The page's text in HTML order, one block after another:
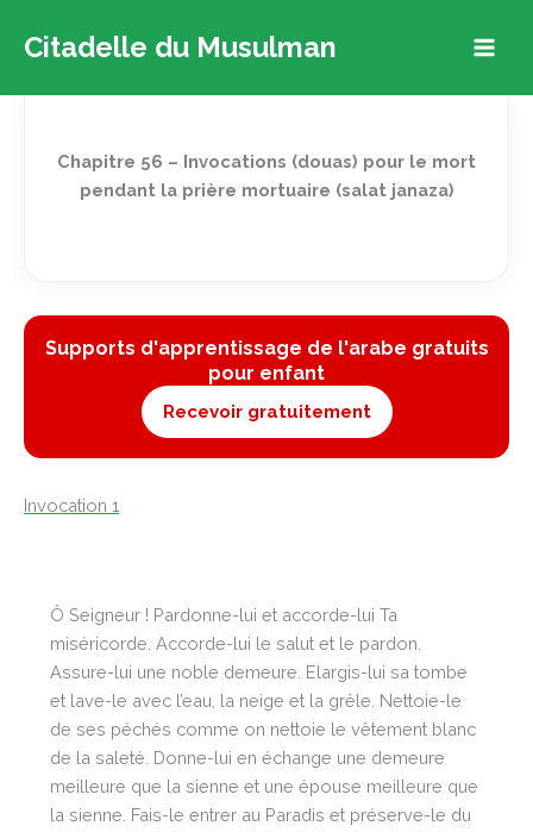
Citadelle du Musulman
Chapitre 56 – Invocations (douas) pour le mort
pendant la prière mortuaire (salat janaza)
Supports d'apprentissage de l'arabe gratuits
pour enfant
Recevoir gratuitement
Invocation 1
Ô Seigneur ! Pardonne-lui et accorde-lui Ta
miséricorde. Accorde-lui le salut et le pardon.
Assure-lui une noble demeure. Elargis-lui sa tombe
et lave-le avec l’eau, la neige et la grêle. Nettoie-le
de ses péchés comme on nettoie le vêtement blanc
de la saleté. Donne-lui en échange une demeure
meilleure que la sienne et une épouse meilleure que
la sienne. Fais-le entrer au Paradis et préserve-le du